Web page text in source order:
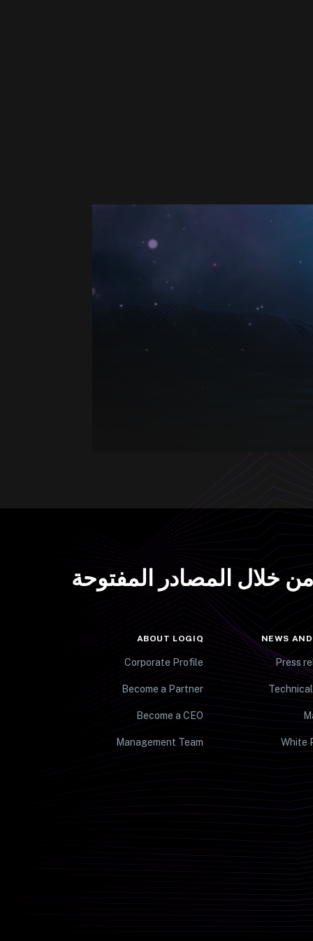
من خلال المصادر المفتوحة
NEWS
Press
White
ABOUT LOGIQ
Corporate Profile
Become a Partner
Become a CEO
Management Team